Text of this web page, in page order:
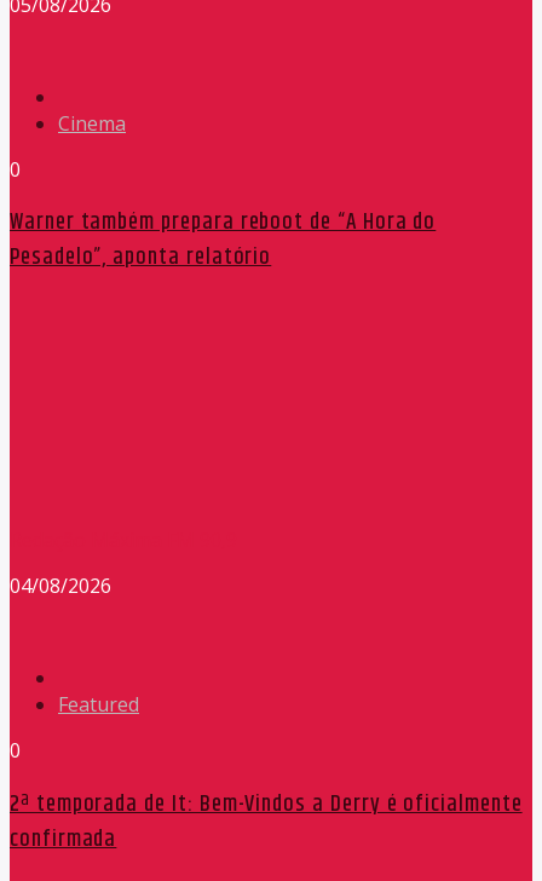
Cinema
0
Warner também prepara reboot de “A Hora do
Pesadelo”, aponta relatório
04/08/2026
Featured
0
2ª temporada de It: Bem-Vindos a Derry é oficialmente
confirmada